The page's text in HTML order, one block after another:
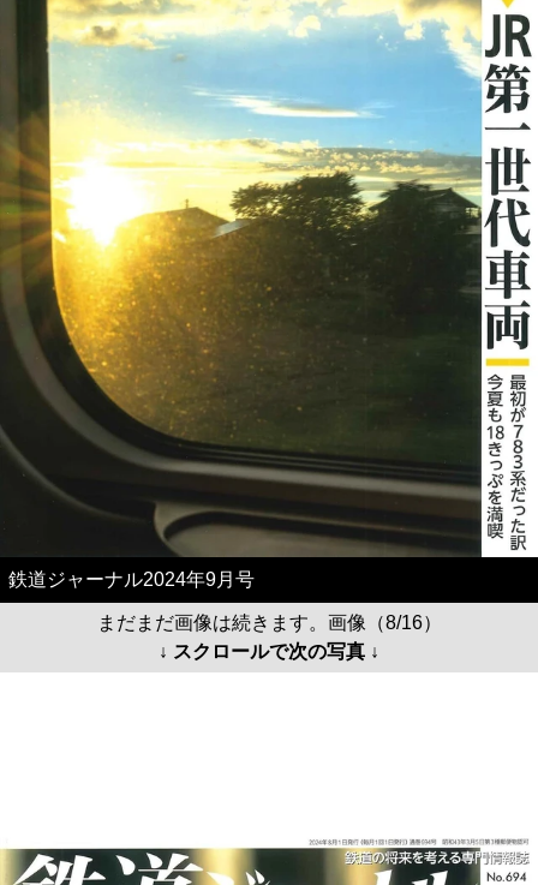
鉄道ジャーナル2024年9月号
まだまだ画像は続きます。画像（8/16）
↓ スクロールで次の写真 ↓